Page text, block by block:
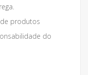
produtos
do